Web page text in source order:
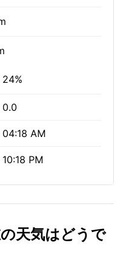
24%
0.0
04:18 AM
10:18 PM
天気はどうで